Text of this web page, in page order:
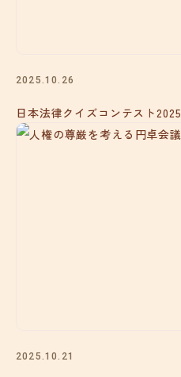
2025.10.26
日本法律クイズコンテスト2025
2025.10.21